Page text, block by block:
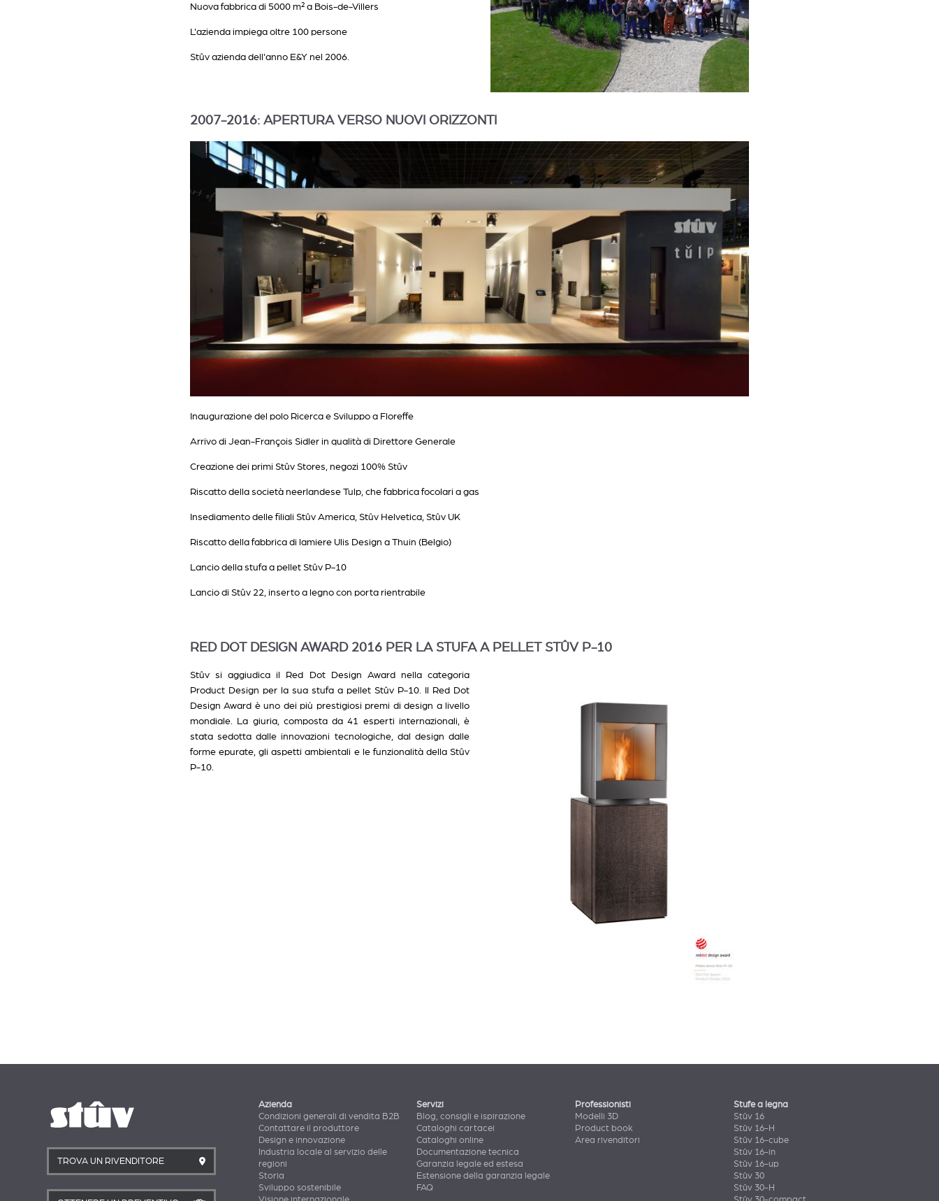
Nuova fabbrica di 5000 m² a Bois-de-Villers
L'azienda impiega oltre 100 persone
Stûv azienda dell'anno E&Y nel 2006.
2007-2016: APERTURA VERSO NUOVI ORIZZONTI
Inaugurazione del polo Ricerca e Sviluppo a Floreffe
Arrivo di Jean-François Sidler in qualità di Direttore Generale
Creazione dei primi Stûv Stores, negozi 100% Stûv
Riscatto della società neerlandese Tulp, che fabbrica focolari a gas
Insediamento delle filiali Stûv America, Stûv Helvetica, Stûv UK
Riscatto della fabbrica di lamiere Ulis Design a Thuin (Belgio)
Lancio della stufa a pellet Stûv P-10
Lancio di Stûv 22, inserto a legno con porta rientrabile
RED DOT DESIGN AWARD 2016 PER LA STUFA A PELLET STÛV P-10
Stûv si aggiudica il Red Dot Design Award nella categoria
Product Design per la sua stufa a pellet Stûv P-10. Il Red Dot
Design Award è uno dei più prestigiosi premi di design a livello
mondiale. La giuria, composta da 41 esperti internazionali, è
stata sedotta dalle innovazioni tecnologiche, dal design dalle
forme epurate, gli aspetti ambientali e le funzionalità della Stûv
P-10.
TROVA UN RIVENDITORE
Azienda
Condizioni generali di vendita B2B
Contattare il produttore
Design e innovazione
Industria locale al servizio delle
regioni
Storia
Sviluppo sostenibile
Servizi
Blog, consigli e ispirazione
Cataloghi cartacei
Cataloghi online
Documentazione tecnica
Garanzia legale ed estesa
Estensione della garanzia legale
FAQ
Professionisti
Modelli 3D
Product book
Area rivenditori
Stufe a legna
Stûv 16
Stûv 16-H
Stûv 16-cube
Stûv 16-in
Stûv 16-up
Stûv 30
Stûv 30-H